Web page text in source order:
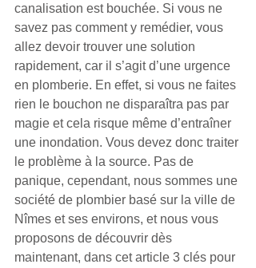
canalisation est bouchée. Si vous ne
savez pas comment y remédier, vous
allez devoir trouver une solution
rapidement, car il s’agit d’une urgence
en plomberie. En effet, si vous ne faites
rien le bouchon ne disparaîtra pas par
magie et cela risque même d’entraîner
une inondation. Vous devez donc traiter
le problème à la source. Pas de
panique, cependant, nous sommes une
société de plombier basé sur la ville de
Nîmes et ses environs, et nous vous
proposons de découvrir dès
maintenant, dans cet article 3 clés pour